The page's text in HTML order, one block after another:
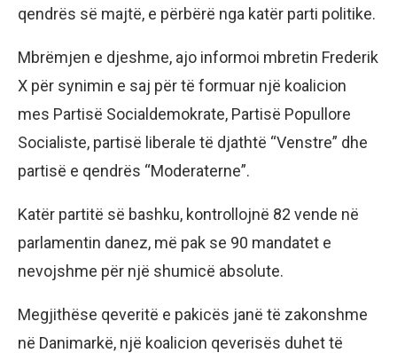
qendrës së majtë, e përbërë nga katër parti politike.
Mbrëmjen e djeshme, ajo informoi mbretin Frederik
X për synimin e saj për të formuar një koalicion
mes Partisë Socialdemokrate, Partisë Popullore
Socialiste, partisë liberale të djathtë “Venstre” dhe
partisë e qendrës “Moderaterne”.
Katër partitë së bashku, kontrollojnë 82 vende në
parlamentin danez, më pak se 90 mandatet e
nevojshme për një shumicë absolute.
Megjithëse qeveritë e pakicës janë të zakonshme
në Danimarkë, një koalicion qeverisës duhet të